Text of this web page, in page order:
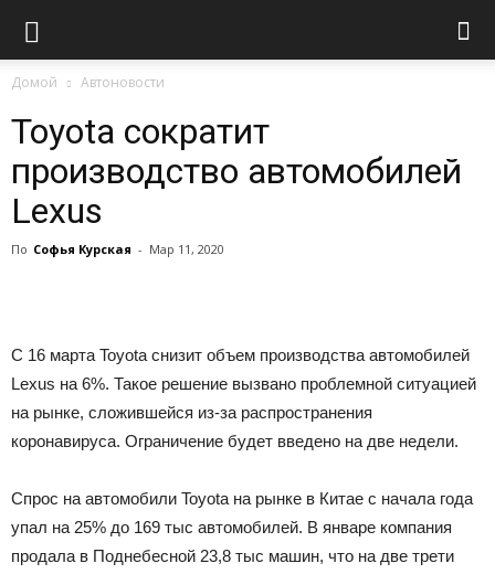
Домой Автоновости
Toyota сократит
производство автомобилей
Lexus
По Софья Курская - Мар 11, 2020
С 16 марта Toyota снизит объем производства автомобилей
Lexus на 6%. Такое решение вызвано проблемной ситуацией
на рынке, сложившейся из-за распространения
коронавируса. Ограничение будет введено на две недели.
Спрос на автомобили Toyota на рынке в Китае с начала года
упал на 25% до 169 тыс автомобилей. В январе компания
продала в Поднебесной 23,8 тыс машин, что на две трети